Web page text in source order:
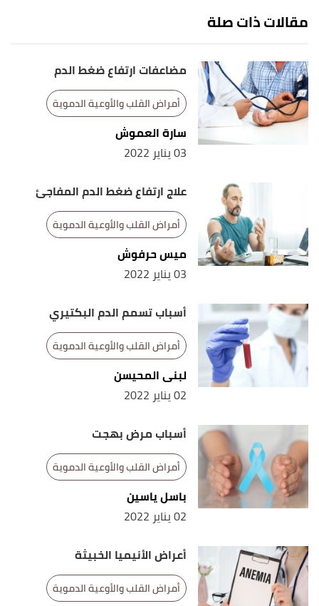
Retrieved 19/10/2022. Edited.
↑
"Thoracic aortic aneurysm"
,bhf, Retrieved
19/10/2022. Edited.
مقالات ذات صلة
مضاعفات ارتفاع ضغط الدم
أمراض القلب والأوعية الدموية
سارة العموش
03 يناير 2022
علاج ارتفاع ضغط الدم المفاجئ
أمراض القلب والأوعية الدموية
ميس حرفوش
03 يناير 2022
أسباب تسمم الدم البكتيري
أمراض القلب والأوعية الدموية
لبنى المحيسن
02 يناير 2022
أسباب مرض بهجت
أمراض القلب والأوعية الدموية
باسل ياسين
02 يناير 2022
أعراض الأنيميا الخبيثة
أمراض القلب والأوعية الدموية